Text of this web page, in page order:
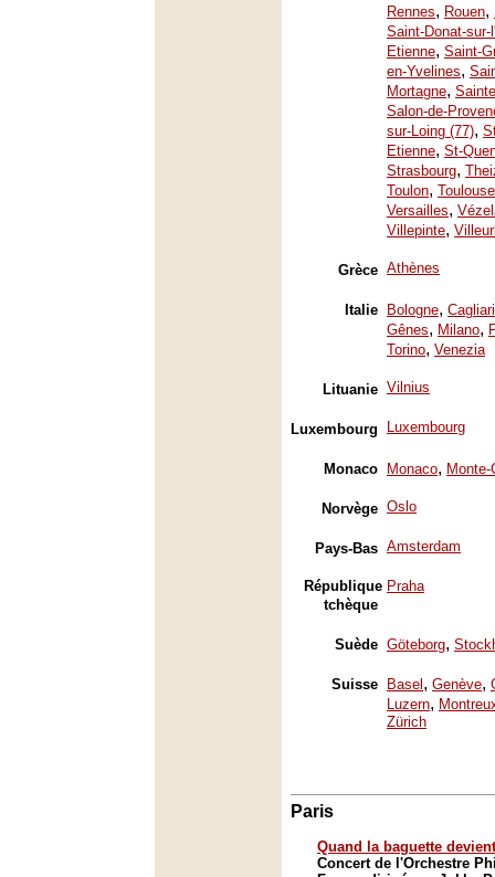
Rennes, Rouen,
Saint-Donat-sur-
Etienne, Saint-
en-Yvelines,
Mortagne,
Salon-de-
sur-Loing (77),
Etienne, St-
Strasbourg,
Toulon, Toulouse
Versailles,
Villepinte,
Grèce Athènes
Italie Bologne, Cagliari
Gênes, Milano,
Torino, Venezia
Lituanie Vilnius
Luxembourg Luxembourg
Monaco Monaco, Monte-
Norvège Oslo
Pays-Bas Amsterdam
République
tchèque
Praha
Suède Göteborg,
Suisse Basel , Genève,
Luzern,
Zürich
Paris
Quand la baguette
Concert de l'Orchestre